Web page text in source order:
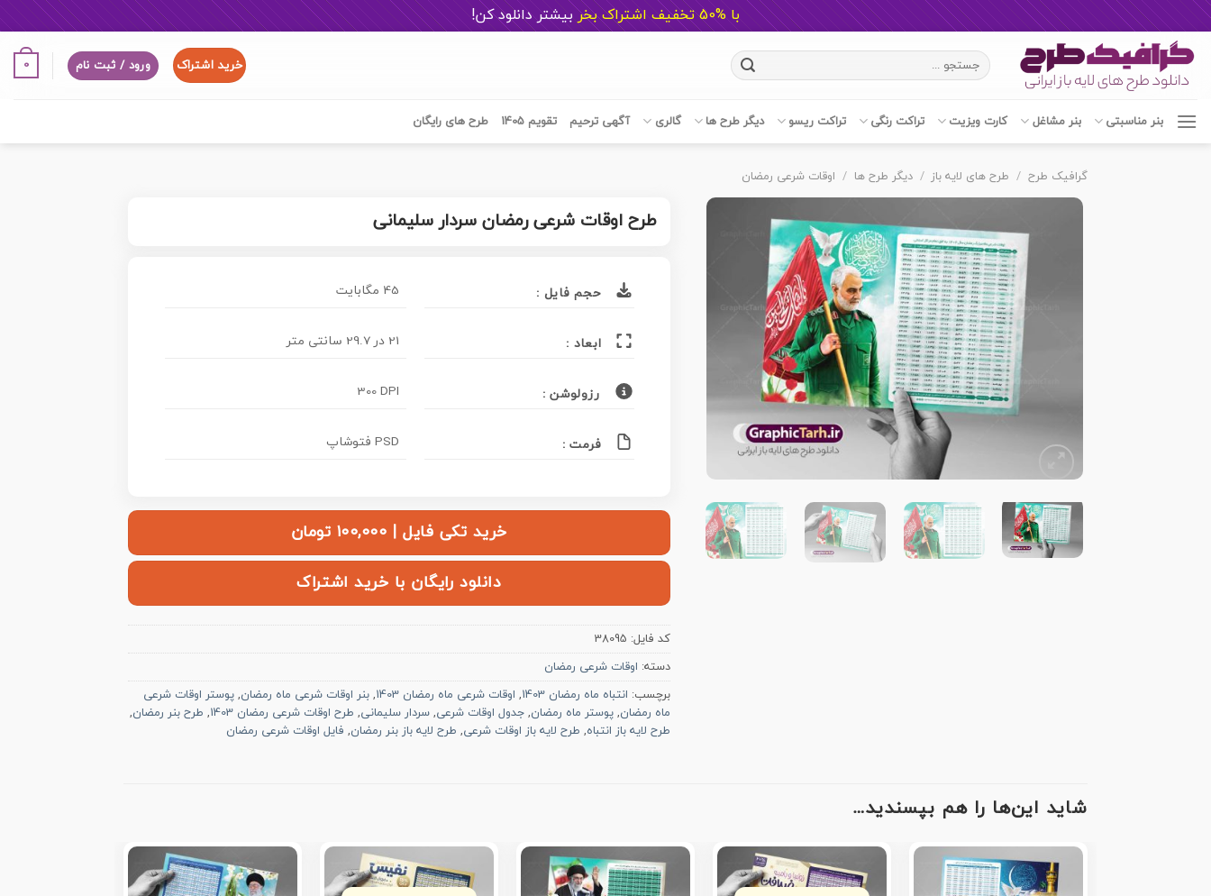
با %50 تخفیف اشتراک بخر بیشتر دانلود کن!
content
جستجو
برای:
خرید اشتراک ورود / ثبت نام 0
بنر مناسبتی بنر مشاغل کارت ویزیت تراکت رنگی تراکت ریسو دیگر طرح ها گالری آگهی ترحیم تقویم 1405 طرح های رایگان
گرافیک طرح / طرح های لایه باز / دیگر طرح ها / اوقات شرعی رمضان
طرح اوقات شرعی رمضان سردار سلیمانی
حجم فایل : 45 مگابایت
ابعاد : 21 در 29.7 سانتی متر
رزولوشن : 300 DPI
فرمت : PSD فتوشاپ
خرید تکی فایل | ۱۰۰,۰۰۰ تومان
دانلود رایگان با خرید اشتراک
کد فایل: 38095
دسته: اوقات شرعی رمضان
برچسب: انتباه ماه رمضان 1403 , اوقات شرعی ماه رمضان 1403 ,بنر اوقات شرعی ماه رمضان,پوستر اوقات شرعی
ماه رمضان,پوستر ماه رمضان,جدول اوقات شرعی,سردار سلیمانی, طرح اوقات شرعی رمضان 1403 , طرح بنر رمضان,
طرح لایه باز انتباه, طرح لایه باز اوقات شرعی, طرح لایه باز بنر رمضان, فایل اوقات شرعی رمضان
شاید این‌ها را هم بپسندید…